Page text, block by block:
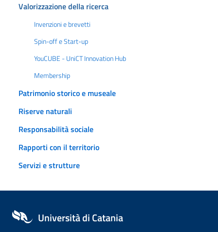
Valorizzazione della ricerca
Invenzioni e brevetti
Spin-off e Start-up
YouCUBE - UniCT Innovation Hub
Membership
Patrimonio storico e museale
Riserve naturali
Responsabilità sociale
Rapporti con il territorio
Servizi e strutture
Università di Catania